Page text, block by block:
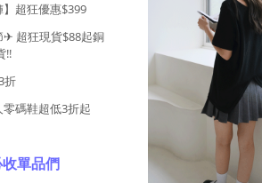
】超狂優惠$399
✈︎ 超狂現貨$88起銅
!!
折
碼鞋超低3折起
單品們